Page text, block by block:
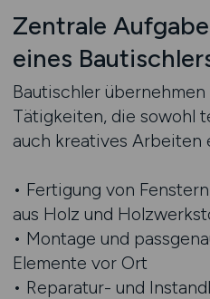
Zentrale
eines
Bautischler
Tätigkeiten, die sowohl
auch kreatives Arbeiten
• Fertigung von
aus Holz und
• Montage und
Elemente vor Ort
• Reparatur- und